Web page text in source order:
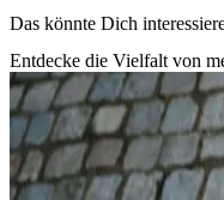
Das könnte Dich
Entdecke die Vielfalt von